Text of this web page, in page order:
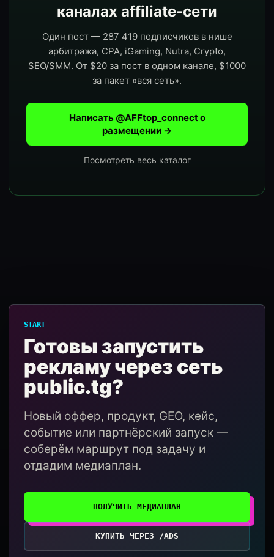
каналах affiliate-сети
Один пост — 287 419 подписчиков в нише
арбитража, CPA, iGaming, Nutra, Crypto,
SEO/SMM. От $20 за пост в одном канале, $1000
за пакет «вся сеть».
Написать @AFFtop_connect о
размещении →
Посмотреть весь каталог
START
Готовы запустить
рекламу через сеть
public.tg?
Новый оффер, продукт, GEO, кейс,
событие или партнёрский запуск —
соберём маршрут под задачу и
отдадим медиаплан.
ПОЛУЧИТЬ МЕДИАПЛАН
КУПИТЬ ЧЕРЕЗ /ADS